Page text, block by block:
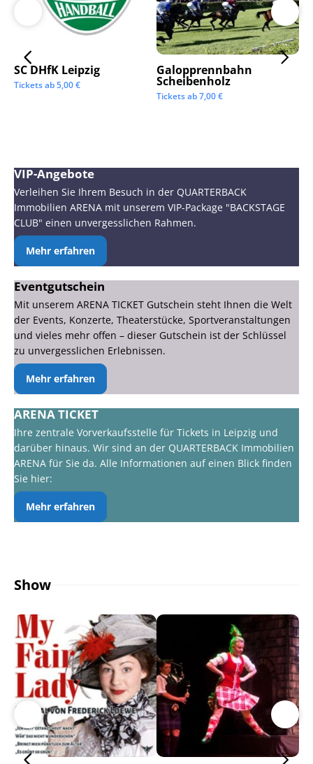
SC DHfK Leipzig
Tickets ab5,00€
Galopprennbahn
Scheibenholz
Tickets ab7,00€
VIP-Angebote
Verleihen Sie Ihrem Besuch in der QUARTERBACK
Immobilien ARENA mit unserem VIP-Package "BACKSTAGE
CLUB" einen unvergesslichen Rahmen.
Mehr erfahren
Eventgutschein
Mit unserem ARENA TICKET Gutschein steht Ihnen die Welt
der Events, Konzerte, Theaterstücke, Sportveranstaltungen
und vieles mehr offen – dieser Gutschein ist der Schlüssel
zu unvergesslichen Erlebnissen.
Mehr erfahren
ARENA TICKET
Ihre zentrale Vorverkaufsstelle für Tickets in Leipzig und
darüber hinaus. Wir sind an der QUARTERBACK Immobilien
ARENA für Sie da. Alle Informationen auf einen Blick finden
Sie hier:
Mehr erfahren
Show